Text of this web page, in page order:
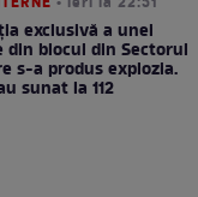
exclusivă a unei
din blocul din Sectorul
s-a produs explozia.
sunat la 112